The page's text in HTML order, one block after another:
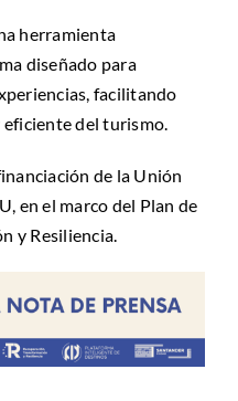
herramienta
diseñado para
facilitando
eficiente del turismo.
de la Unión
en el marco del Plan de
y Resiliencia.